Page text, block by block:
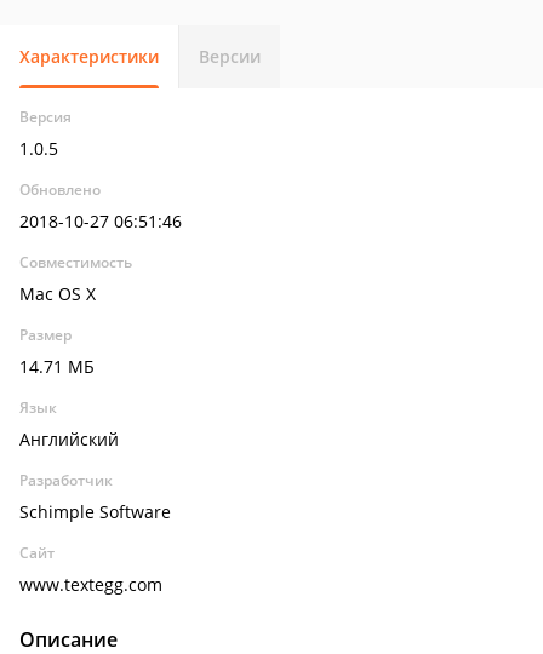
Характеристики Версии
Версия
1.0.5
Обновлено
2018-10-27 06:51:46
Совместимость
Mac OS X
Размер
14.71 МБ
Язык
Английский
Разработчик
Schimple Software
Сайт
www.textegg.com
Описание